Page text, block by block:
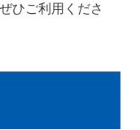
ひご利用くださ